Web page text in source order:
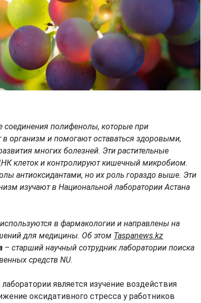
соединения полифенолы, которые при
организм и помогают оставаться здоровыми,
многих болезней. Эти растительные
клеток и контролируют кишечный микробиом.
антиоксидантами, но их роль гораздо выше. Эти
изучают в Национальной лаборатории Астана
в фармакологии и направлены на
для медицины. Об этом Taspanews.kz
– старший научный сотрудник лаборатории поиска
средств NU.
является изучение воздействия
оксидативного стресса у работников